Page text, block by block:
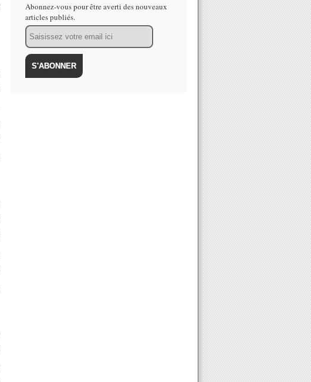
Abonnez-vous pour être averti des nouveaux
articles publiés.
Email